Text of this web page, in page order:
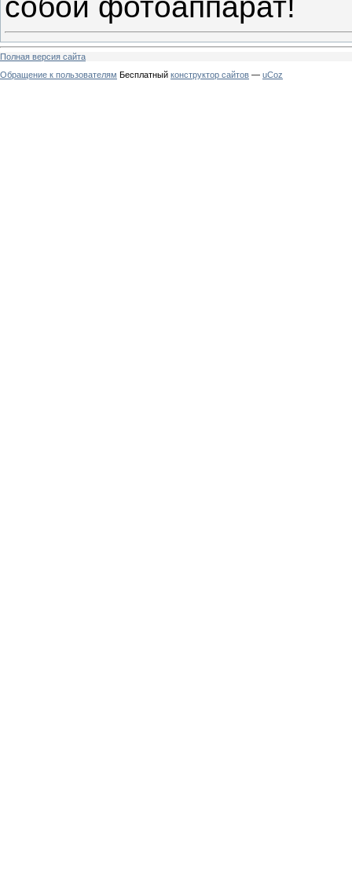
Полная версия сайта
Обращение к пользователям Бесплатный конструктор сайтов — uCoz